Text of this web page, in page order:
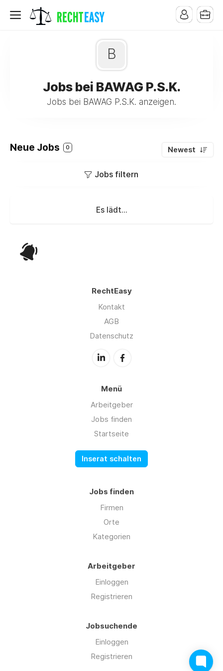
B
Jobs bei BAWAG P.S.K.
Jobs bei BAWAG P.S.K. anzeigen.
Neue Jobs 0 Newest
Jobs filtern
Es lädt...
RechtEasy
Kontakt
AGB
Datenschutz
Menü
Arbeitgeber
Jobs finden
Startseite
Inserat schalten
Jobs finden
Firmen
Orte
Kategorien
Arbeitgeber
Einloggen
Registrieren
Jobsuchende
Einloggen
Registrieren